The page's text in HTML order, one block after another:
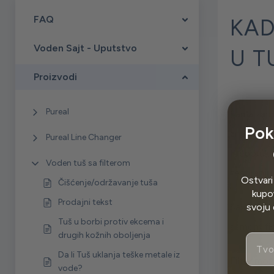
FAQ
Voden Sajt - Uputstvo
Proizvodi
Pureal
Pureal Line Changer
Voden tuš sa filterom
Čišćenje/održavanje tuša
Prodajni tekst
Tuš u borbi protiv ekcema i
drugih kožnih oboljenja
Da li Tuš uklanja teške metale iz
vode?
U
Sama
znači da
Sam
Filter
svoju
Email